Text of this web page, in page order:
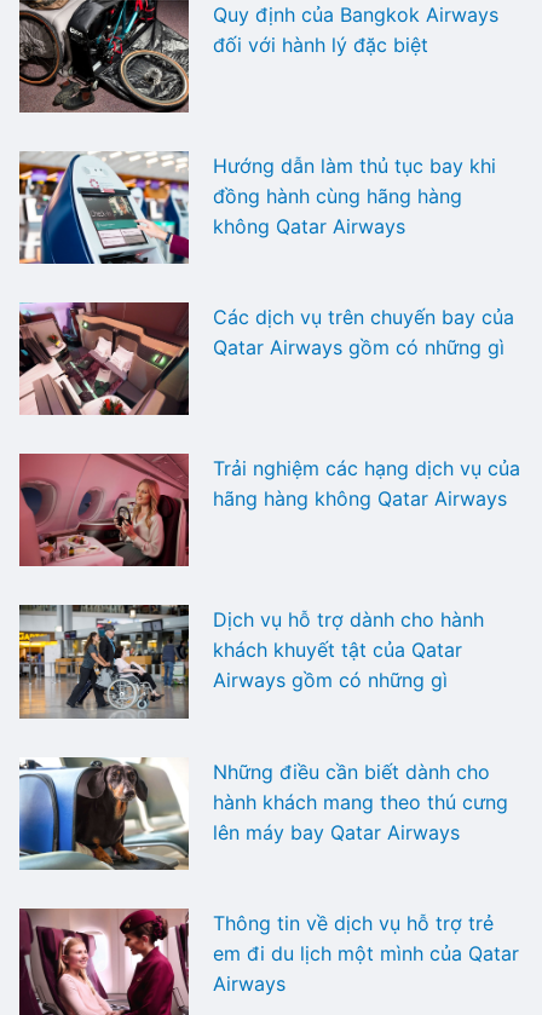
Quy định của Bangkok Airways
đối với hành lý đặc biệt
Hướng dẫn làm thủ tục bay khi
đồng hành cùng hãng hàng
không Qatar Airways
Các dịch vụ trên chuyến bay của
Qatar Airways gồm có những gì
Trải nghiệm các hạng dịch vụ của
hãng hàng không Qatar Airways
Dịch vụ hỗ trợ dành cho hành
khách khuyết tật của Qatar
Airways gồm có những gì
Những điều cần biết dành cho
hành khách mang theo thú cưng
lên máy bay Qatar Airways
Thông tin về dịch vụ hỗ trợ trẻ
em đi du lịch một mình của Qatar
Airways